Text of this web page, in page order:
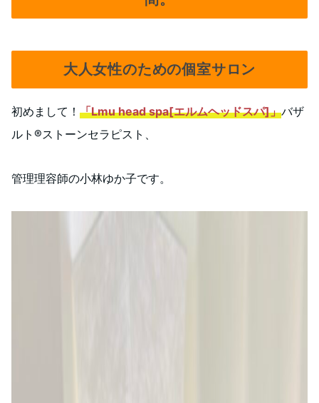
大人女性のための個室サロン
初めまして！ 「Lmu head spa[エルムヘッドスパ]」バザ
ルト®️ストーンセラピスト、
管理理容師の小林ゆか子です。